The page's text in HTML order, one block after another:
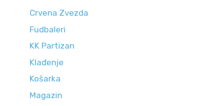
Crvena Zvezda
Fudbaleri
KK Partizan
Klađenje
Košarka
Magazin